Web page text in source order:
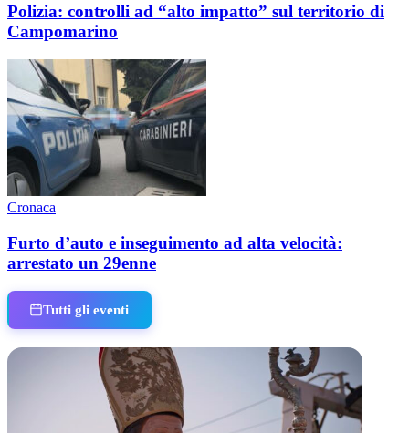
Polizia: controlli ad “alto impatto” sul territorio di
Campomarino
Cronaca
Furto d’auto e inseguimento ad alta velocità:
arrestato un 29enne
Tutti gli eventi